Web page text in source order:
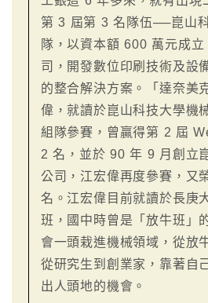
第 3 屆第 3 名隊伍──崑山
隊，以資本額 600 萬元成
司，開發數位印刷技術及設
的整合解決方案。「達奈美
偉，就讀於崑山科技大學機
組隊參賽，曾贏得第 2 屆
2 名，並於 90 年 9 月創立
公司，江宏偉再度參賽，又
名。江宏偉目前就讀於長庚
班，國中時曾是「放牛班」
會一頭栽進機械領域，從放
從研究生到創業家，靠著自
出人頭地的機會。